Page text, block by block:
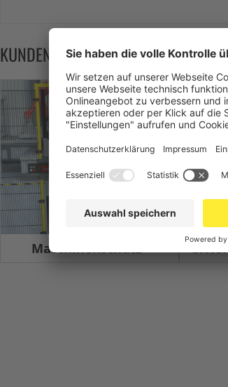
KUNDEN KAUFTEN AUCH
Maschinenschutz